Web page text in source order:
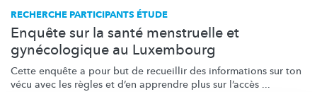
RECHERCHE PARTICIPANTS ÉTUDE
Enquête sur la santé menstruelle et
gynécologique au Luxembourg
Cette enquête a pour but de recueillir des informations sur ton
vécu avec les règles et d’en apprendre plus sur l’accès ...